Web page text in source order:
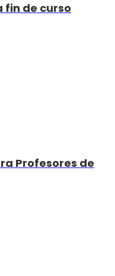
fin de curso
Profesores de